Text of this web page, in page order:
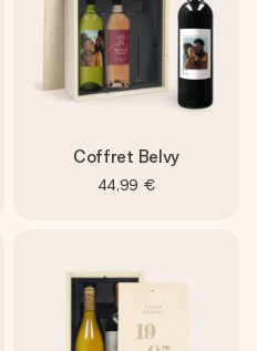
Coffret Belvy
44,99 €